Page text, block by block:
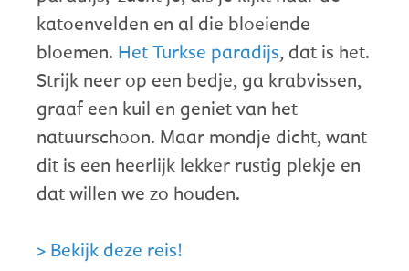
katoenvelden en al die bloeiende
bloemen. Het Turkse paradijs, dat is het.
Strijk neer op een bedje, ga krabvissen,
graaf een kuil en geniet van het
natuurschoon. Maar mondje dicht, want
dit is een heerlijk lekker rustig plekje en
dat willen we zo houden.
> Bekijk deze reis!